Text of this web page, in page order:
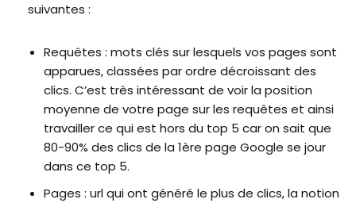
suivantes :
Requêtes : mots clés sur lesquels vos pages sont
apparues, classées par ordre décroissant des
clics. C’est très intéressant de voir la position
moyenne de votre page sur les requêtes et ainsi
travailler ce qui est hors du top 5 car on sait que
80-90% des clics de la 1ère page Google se jour
dans ce top 5.
Pages : url qui ont généré le plus de clics, la notion